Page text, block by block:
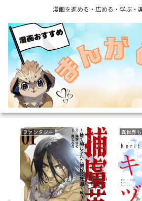
漫画を進める・広める・学ぶ・
サスペンス